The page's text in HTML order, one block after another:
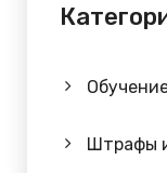
Штрафы